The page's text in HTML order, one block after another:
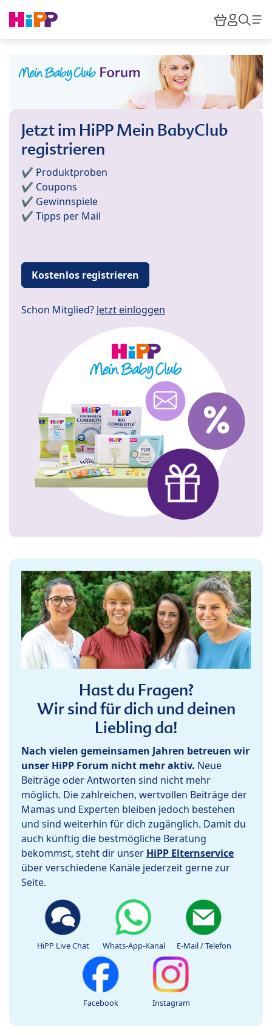
HiPP
Jetzt im HiPP Mein BabyClub
registrieren
✔️ Produktproben
✔️ Coupons
✔️ Gewinnspiele
✔️ Tipps per Mail
Kostenlos registrieren
Schon Mitglied? Jetzt einloggen
Hast du Fragen?
Wir sind für dich und deinen
Liebling da!
Nach vielen gemeinsamen Jahren betreuen wir
unser HiPP Forum nicht mehr aktiv. Neue
Beiträge oder Antworten sind nicht mehr
möglich. Die zahlreichen, wertvollen Beiträge der
Mamas und Experten bleiben jedoch bestehen
und sind weiterhin für dich zugänglich. Damit du
auch künftig die bestmögliche Beratung
bekommst, steht dir unser HiPP Elternservice
über verschiedene Kanäle jederzeit gerne zur
Seite.
HiPP Live Chat Whats-App-Kanal E-Mail / Telefon
Facebook Instagram